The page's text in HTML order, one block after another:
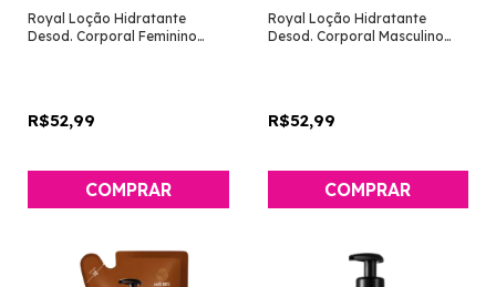
Royal Loção Hidratante
Desod. Corporal Feminino
R$52,99
Royal Loção Hidratante
Desod. Corporal Masculino
R$52,99